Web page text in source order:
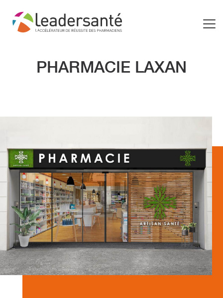
PHARMACIE LAXAN